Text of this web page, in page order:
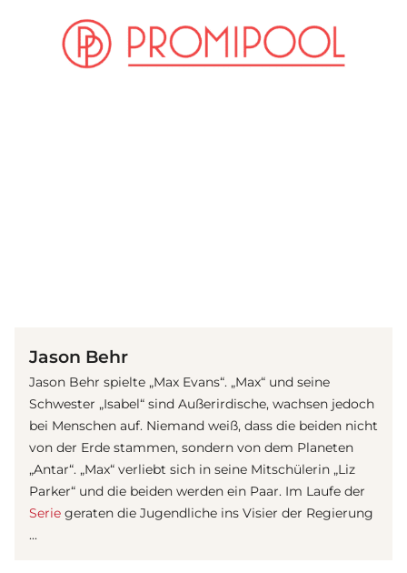
Jason Behr
Jason Behr spielte „Max Evans“. „Max“ und seine
Schwester „Isabel“ sind Außerirdische, wachsen jedoch
bei Menschen auf. Niemand weiß, dass die beiden nicht
von der Erde stammen, sondern von dem Planeten
„Antar“. „Max“ verliebt sich in seine Mitschülerin „Liz
Parker“ und die beiden werden ein Paar. Im Laufe der
Serie geraten die Jugendliche ins Visier der Regierung
...